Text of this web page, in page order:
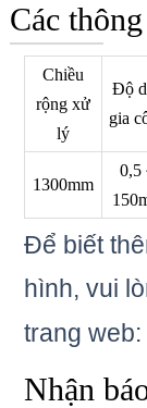
Các
Chiều
rộng xử
lý
Độ
gia
1300mm
0,5
Để biết
hình, vui
trang web:
Nhận